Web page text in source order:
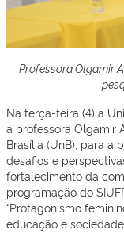
Professora Olgamir
Na terça-feira (4) a
a professora Olgamir
Brasília (UnB), para a
desafios e
fortalecimento da
programação do
“Protagonismo
educação e